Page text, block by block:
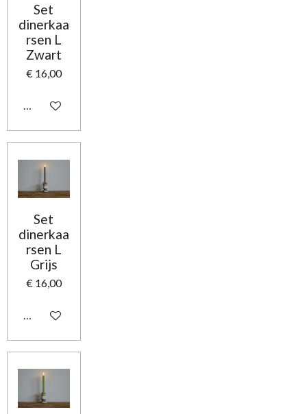
Set
dinerkaa
rsen L
Zwart
€ 16,00
In winkelwagen
Set
dinerkaa
rsen L
Grijs
€ 16,00
In winkelwagen